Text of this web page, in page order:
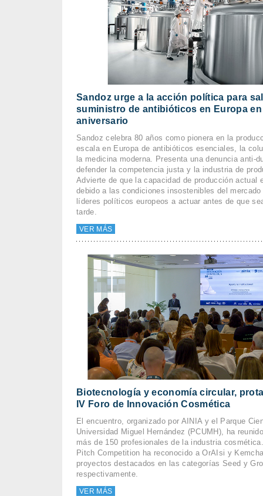
Sandoz urge a la acción política para
suministro de antibióticos en Europa en
aniversario
Sandoz celebra 80 años como pionera en la
escala en Europa de antibióticos esenciales, la
la medicina moderna. Presenta una denuncia anti-
defender la competencia justa y la industria de
Advierte de que la capacidad de producción actual
debido a las condiciones insostenibles del
líderes políticos europeos a actuar antes de que
tarde.
VER MÁS
Biotecnología y economía circular,
IV Foro de Innovación Cosmética
El encuentro, organizado por AINIA y el Parque
Universidad Miguel Hernández (PCUMH), ha
más de 150 profesionales de la industria
Pitch Competition ha reconocido a OrAIsi y
proyectos destacados en las categorías Seed y
respectivamente.
VER MÁS